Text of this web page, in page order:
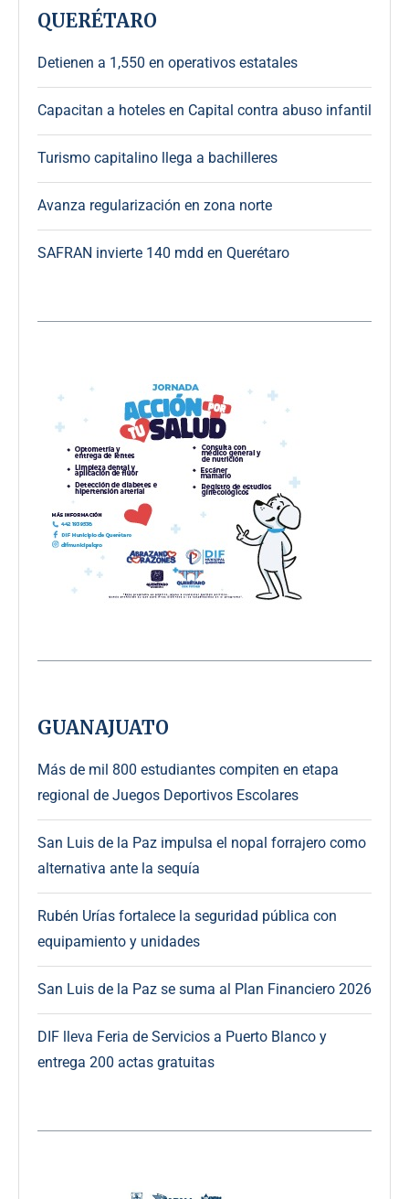
QUERÉTARO
Detienen a 1,550 en operativos estatales
Capacitan a hoteles en Capital contra abuso infantil
Turismo capitalino llega a bachilleres
Avanza regularización en zona norte
SAFRAN invierte 140 mdd en Querétaro
GUANAJUATO
Más de mil 800 estudiantes compiten en etapa
regional de Juegos Deportivos Escolares
San Luis de la Paz impulsa el nopal forrajero como
alternativa ante la sequía
Rubén Urías fortalece la seguridad pública con
equipamiento y unidades
San Luis de la Paz se suma al Plan Financiero 2026
DIF lleva Feria de Servicios a Puerto Blanco y
entrega 200 actas gratuitas